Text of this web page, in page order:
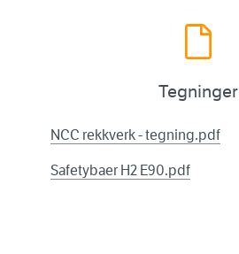
Tegninger
NCC rekkverk - tegning.pdf
Safetybaer H2 E90.pdf